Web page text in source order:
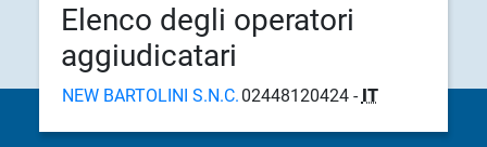
Elenco degli operatori
aggiudicatari
NEW BARTOLINI S.N.C. 02448120424 - IT